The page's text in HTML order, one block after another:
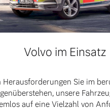
Volvo im Einsatz
Herausforderungen Sie im
unsere
auf eine Vielzahl von